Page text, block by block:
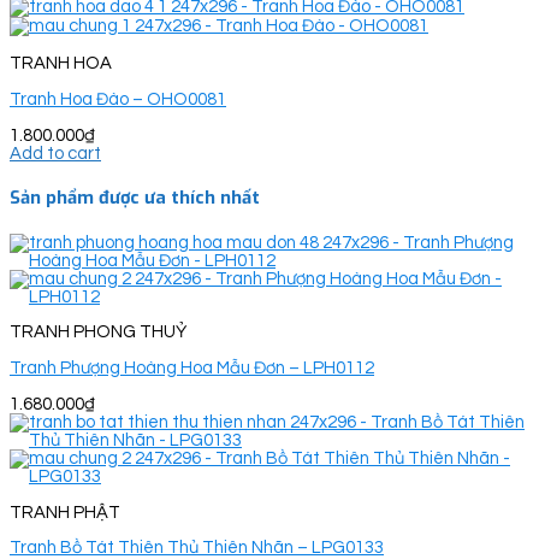
TRANH HOA
Tranh Hoa Đào – OHO0081
1.800.000₫
Add to cart
Sản phẩm được ưa thích nhất
TRANH PHONG THUỶ
Tranh Phượng Hoàng Hoa Mẫu Đơn – LPH0112
1.680.000₫
TRANH PHẬT
Tranh Bồ Tát Thiên Thủ Thiên Nhãn – LPG0133